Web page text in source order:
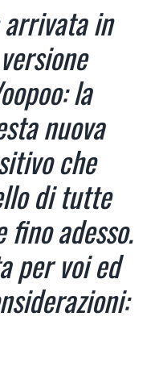
in
la
nuova
che
di tutte
fino adesso.
per voi ed